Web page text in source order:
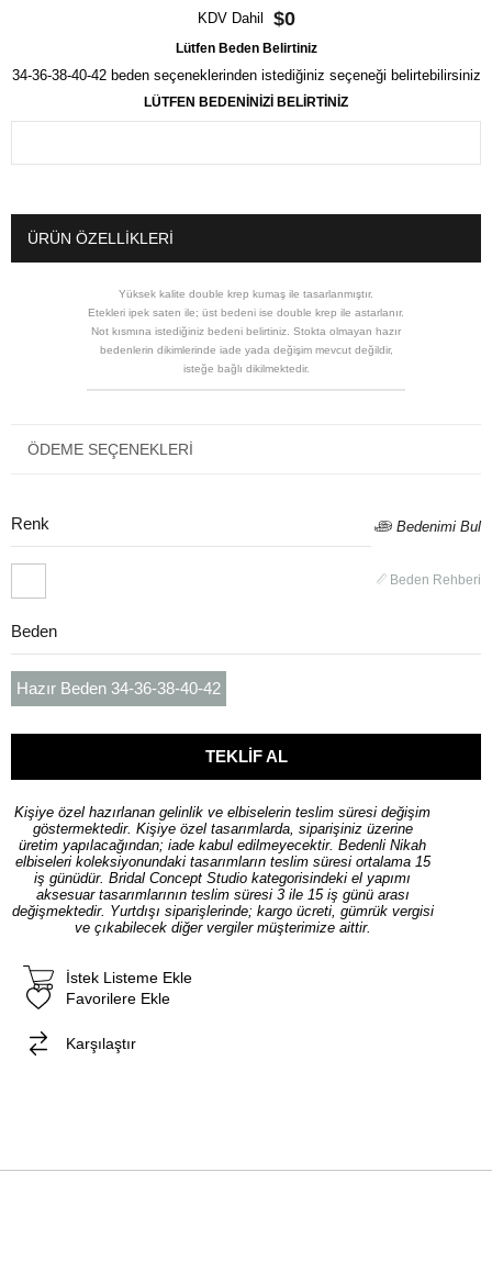
KDV Dahil $0
Lütfen Beden Belirtiniz
34-36-38-40-42 beden seçeneklerinden istediğiniz seçeneği belirtebilirsiniz
LÜTFEN BEDENİNİZİ BELİRTİNİZ
ÜRÜN ÖZELLIKLERI
Yüksek kalite double krep kumaş ile tasarlanmıştır.
Etekleri ipek saten ile; üst bedeni ise double krep ile astarlanır.
Not kısmına istediğiniz bedeni belirtiniz. Stokta olmayan hazır
bedenlerin dikimlerinde iade yada değişim mevcut değildir,
isteğe bağlı dikilmektedir.
ÖDEME SEÇENEKLERI
Bedenimi Bul
Beden Rehberi
Renk
Beden
Hazır Beden 34-36-38-40-42
Kişiye özel hazırlanan gelinlik ve elbiselerin teslim süresi değişim
göstermektedir. Kişiye özel tasarımlarda, siparişiniz üzerine
üretim yapılacağından; iade kabul edilmeyecektir. Bedenli Nikah
elbiseleri koleksiyonundaki tasarımların teslim süresi ortalama 15
iş günüdür. Bridal Concept Studio kategorisindeki el yapımı
aksesuar tasarımlarının teslim süresi 3 ile 15 iş günü arası
değişmektedir. Yurtdışı siparişlerinde; kargo ücreti, gümrük vergisi
ve çıkabilecek diğer vergiler müşterimize aittir.
Favorilere Ekle
İstek Listeme Ekle
Karşılaştır